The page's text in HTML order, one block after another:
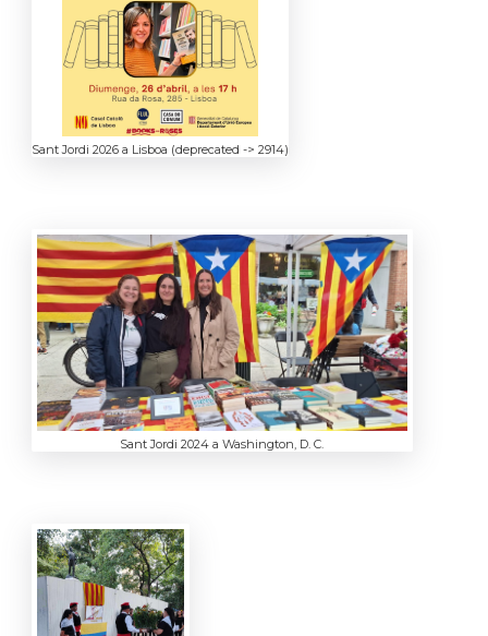
Sant Jordi 2026 a Lisboa (deprecated -> 2914)
Sant Jordi 2024 a Washington, D. C.